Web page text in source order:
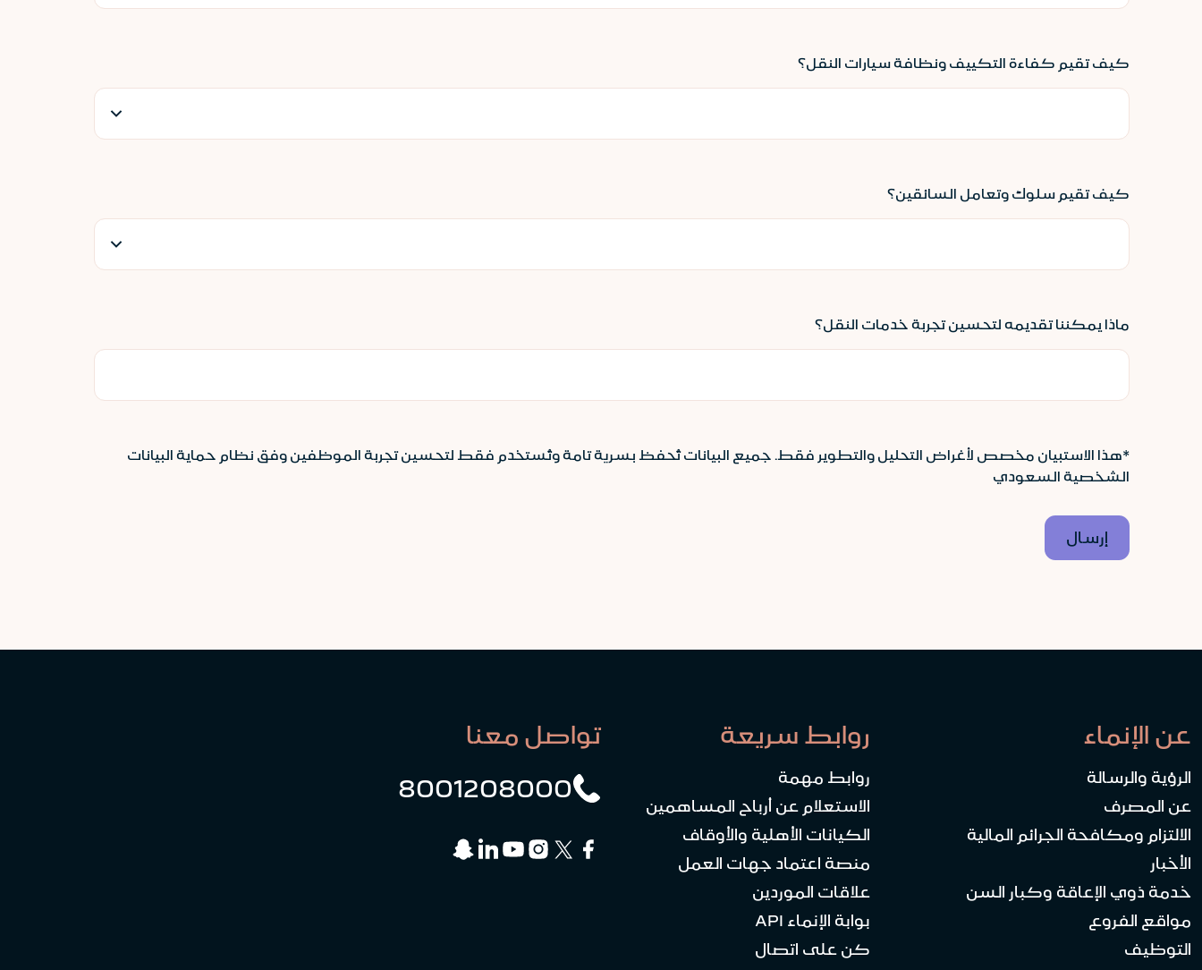
كيف تقيم كفاءة التكييف ونظافة سيارات النقل؟
كيف تقيم سلوك وتعامل السائقين؟
ماذا يمكننا تقديمه لتحسين تجربة خدمات النقل؟
*هذا الاستبيان مخصص لأغراض التحليل والتطوير فقط. جميع البيانات تُحفظ بسرية تامة وتُستخدم فقط لتحسين تجربة الموظفين وفق نظام حماية البيانات
الشخصية السعودي
عن الإنماء
الرؤية والرسالة
عن المصرف
الالتزام ومكافحة الجرائم المالية
الأخبار
خدمة ذوي الإعاقة وكبار السن
مواقع الفروع
التوظيف
روابط سريعة
روابط مهمة
الاستعلام عن أرباح المساهمين
الكيانات الأهلية والأوقاف
منصة اعتماد جهات العمل
علاقات الموردين
بوابة الإنماء API
كن على اتصال
تواصل معنا
8001208000